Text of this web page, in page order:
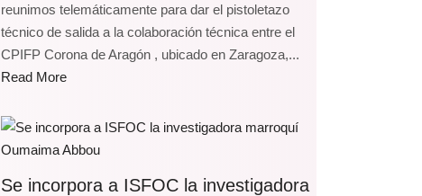
reunimos telemáticamente para dar el pistoletazo
técnico de salida a la colaboración técnica entre el
CPIFP Corona de Aragón , ubicado en Zaragoza,...
Read More
Se incorpora a ISFOC la investigadora